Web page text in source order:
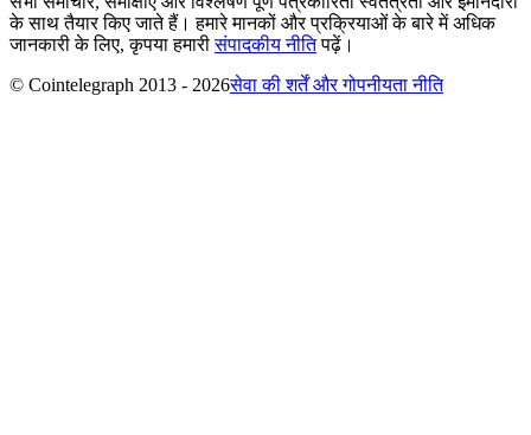
के साथ तैयार किए जाते हैं। हमारे मानकों और प्रक्रियाओं के बारे में अधिक
जानकारी के लिए, कृपया हमारीसंपादकीय नीतिपढ़ें।
© Cointelegraph 2013 - 2026सेवा की शर्तें और गोपनीयता नीति